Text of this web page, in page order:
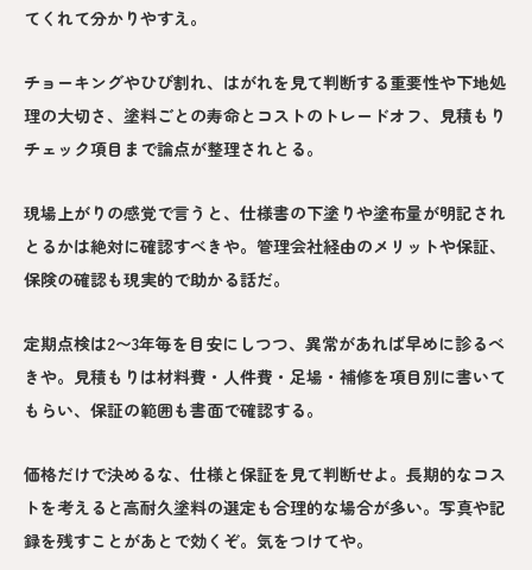
てくれて分かりやすえ。
チョーキングやひび割れ、はがれを見て判断する重要性や下地処
理の大切さ、塗料ごとの寿命とコストのトレードオフ、見積もり
チェック項目まで論点が整理されとる。
現場上がりの感覚で言うと、仕様書の下塗りや塗布量が明記され
とるかは絶対に確認すべきや。管理会社経由のメリットや保証、
保険の確認も現実的で助かる話だ。
定期点検は2〜3年毎を目安にしつつ、異常があれば早めに診るべ
きや。見積もりは材料費・人件費・足場・補修を項目別に書いて
もらい、保証の範囲も書面で確認する。
価格だけで決めるな、仕様と保証を見て判断せよ。長期的なコス
トを考えると高耐久塗料の選定も合理的な場合が多い。写真や記
録を残すことがあとで効くぞ。気をつけてや。